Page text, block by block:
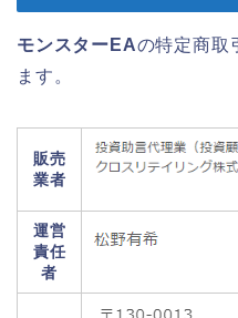
モンスターEAの特定商取
ます。
販売
業者
運営
責任
者